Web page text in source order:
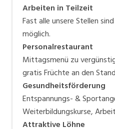
Arbeiten in Teilzeit
Fast alle unsere Stellen
möglich.
Personalrestaurant
Mittagsmenü zu
gratis Früchte an den
Gesundheitsförderung
Entspannungs- &
Weiterbildungskurse,
Attraktive Löhne